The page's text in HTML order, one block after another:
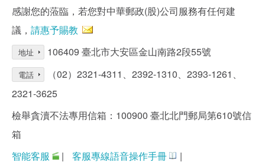
感謝您的蒞臨，若您對中華郵政(股)公司服務有任何建
議， 請惠予賜教
地址 106409 臺北市大安區金山南路2段55號
電話
（02）2321-4311、2392-1310、2393-1261、
2321-3625
檢舉貪瀆不法專用信箱：100900 臺北北門郵局第610號信
箱
智能客服
| 客服專線語音操作手冊 |